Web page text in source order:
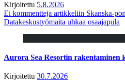
Kirjoitettu 5.8.2026
Ei kommentteja artikkeliin Skanska-
Datakeskustyömaita uhkaa osaajapula
Aurora Sea Resortin rakentaminen
Kirjoitettu 30.7.2026